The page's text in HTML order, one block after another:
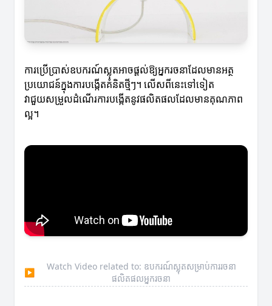
ការប្រើប្រាស់ឧបករណ៍ស្លុតអាចផ្តល់ឱ្យអ្នករចនាដែលមានអត្ថ
ប្រយោជន៍ក្នុងការបង្កើតគំនិតថ្មីៗ។ លើសពីនេះទៅទៀត
វាជួយសម្រួលដំណើរការបង្កើតនូវផលិតផលដែលមានគុណភាព
ល្អ។
▶
Watch Video related to: ឧបករណ៍ស្លុតសម្រាប់ការរចនា
ផលិតផលអ្នករចនា